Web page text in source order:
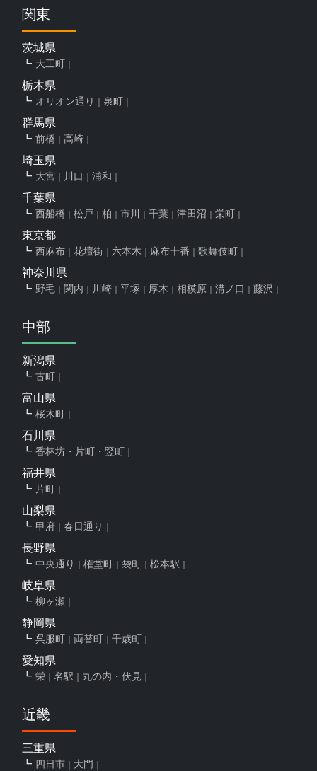
関東
茨城県
大工町
栃木県
オリオン通り 泉町
群馬県
前橋 高崎
埼玉県
大宮 川口 浦和
千葉県
西船橋 松戸 柏 市川 千葉 津田沼 栄町
東京都
西麻布 花壇街 六本木 麻布十番 歌舞伎町
神奈川県
野毛 関内 川崎 平塚 厚木 相模原 溝ノ口 藤沢
中部
新潟県
古町
富山県
桜木町
石川県
香林坊・片町・竪町
福井県
片町
山梨県
甲府 春日通り
長野県
中央通り 権堂町 袋町 松本駅
岐阜県
柳ヶ瀬
静岡県
呉服町 両替町 千歳町
愛知県
栄 名駅 丸の内・伏見
近畿
三重県
四日市 大門